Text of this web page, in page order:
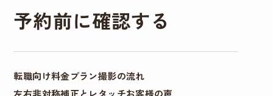
予約前に確認する
転職向け料金プラン撮影の流れ
左右非対称補正とレタッチお客様の声